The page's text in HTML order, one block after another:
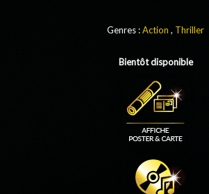
Genres :Action , Thriller
Bientôt disponible